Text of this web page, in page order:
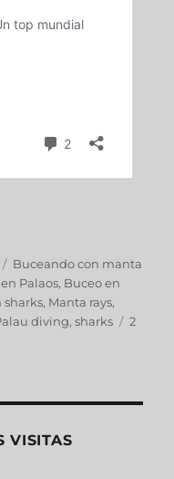
Buceando con manta
Palaos, Buceo en
, Manta rays,
diving,sharks
2
VISITAS